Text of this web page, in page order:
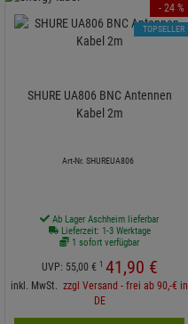
SHURE UA806 BNC Antennen
Kabel 2m
Art-Nr. SHUREUA806
Ab Lager Aschheim lieferbar
Lieferzeit: 1-3 Werktage
1 sofort verfügbar
UVP: 55,00 € 1 41,90 €
inkl. MwSt. zzgl Versand - frei ab 90,-€ in
DE
- 24 %
TOPSELLER